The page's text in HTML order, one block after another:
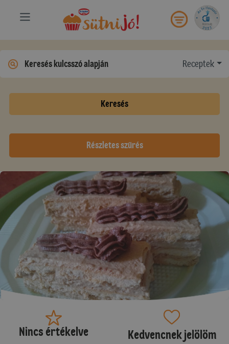
Receptek
Keresés
Részletes szűrés
Nincs értékelve Kedvencnek jelölöm